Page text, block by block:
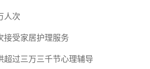
人次
接受家居护理服务
超过三万三千节心理辅导